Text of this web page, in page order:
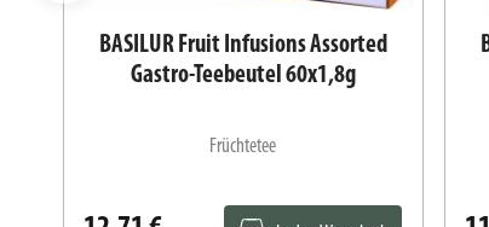
BASILUR Fruit Infusions Assorted
Gastro-Teebeutel 60x1,8g
Früchtetee